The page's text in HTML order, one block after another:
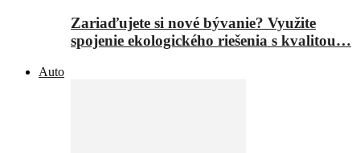
Zariaďujete si nové bývanie? Využite
spojenie ekologického riešenia s kvalitou…
Auto